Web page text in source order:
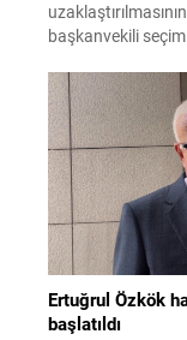
başkanvekili
geldi. Yapılan
ciddi iddialar ortaya
sayılması ve
kamuoyunda
yaşanan
gerilimi artırdı.
Ertuğrul Özkök
başlatıldı